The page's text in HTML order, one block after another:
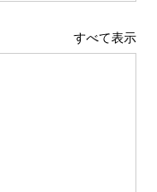
すべて表示